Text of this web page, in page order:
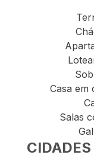
Casa em
Salas